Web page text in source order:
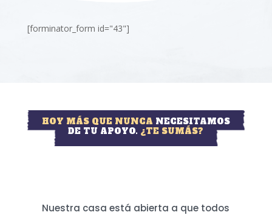
[forminator_form id="43"]
HOY MÁS QUE NUNCA NECESITAMOS
DE TU APOYO. ¿TE SUMÁS?
Nuestra casa está abierta a que todos